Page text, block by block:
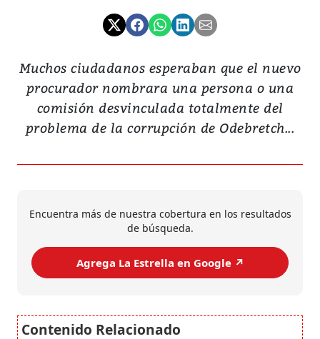
Muchos ciudadanos esperaban que el nuevo
procurador nombrara una persona o una
comisión desvinculada totalmente del
problema de la corrupción de Odebretch...
Encuentra más de nuestra cobertura en los resultados
de búsqueda.
Agrega La Estrella en Google ↗️